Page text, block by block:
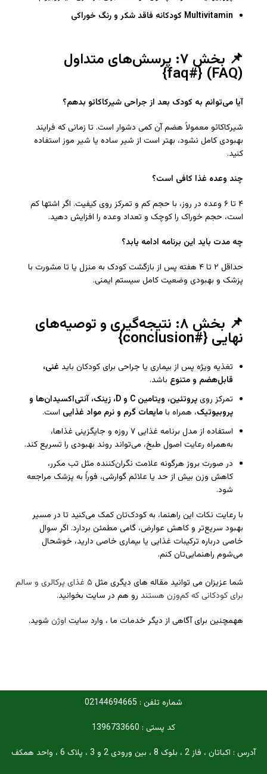
Multivitamin کودکانه فاقد شکر و رنگ خوراکی
📌 بخش ۷: پرسش‌های متداول
(FAQ) {#faq}
آیا می‌توانم به کودک بعد از جراحی شیرکاکائو بدهم؟
شیرکاکائو معمولاً هضم آن کمی دشوار است. تا زمانی که فرایند
بهبودی کامل نشود، بهتر است از شیر ساده یا شیر موز استفاده
کنید.
چند وعده غذا کافی‌ است؟
۴ تا ۶ وعده در روز، با حجم کم و تمرکز روی کیفیت. اگر اشتها کم
است، حجم خوراک را کوچک و تعداد وعده را افزایش دهید.
چه مدت باید این برنامه ادامه یابد؟
حداقل ۲ تا ۴ هفته پس از بازگشت کودک به منزل یا تا مشورت با
پزشک و بهبودی وضعیت کامل سیستم ایمنی.
📌 بخش ۸: نتیجه‌گیری و توصیه‌های
نهایی {#conclusion}
تغذیه ویژه پس از بیماری یا جراحی برای کودکان باید غنی،
قابل‌هضم و متنوع باشد.
تمرکز رویپروتئین، ویتامین و
، زینک، آنتی‌اکسیدان‌ها و
پروبیوتیک، همراه بامایعات گرم و نرم مواد غذایی است.
استفاده از مدل برنامه غذایی ۷ روزه و جایگزینی غذاها،
به‌همراه رعایت اصول طبخ، می‌تواند روند بهبودی را تسریع کند.
در صورت بروز هرگونه علامت نگران‌کننده مثل تب مکرر،
کاهش وزن بیش از حد یا علائم گوارشی، فوراً به پزشک مراجعه
شود.
با رعایت نکات این راهنما، به کودک‌تان کمک می‌کنید تا در مسیر
بهبود سریع‌تر و کاهش عوارض، گامی مطمئن بردارد. اگر سوال
خاصی درباره ترکیبات غذایی یا بیماری خاصی دارید، خوشحال
می‌شوم راهنمایی‌تان کنم.
شما عزیزان می توانید مقاله های دیگری مثل
۵ غذای پرکالری و سالم
برای کودکانی که کم‌وزن هستند رو هم در سایت بخوانید.
ههمچنین برای آگاهی از دیگر خدمات ما ، وارد سایت اوژن شوید.
شماره تلفن : 02144694665
کد پستی : 1396733660
آدرس : اکباتان ، فاز 2 ، بلوک 8 ، بین ورودی 2 و 3 ، پلاک 6 ، واحد همکف